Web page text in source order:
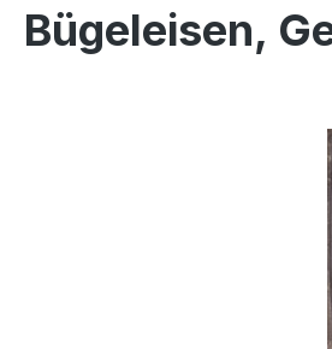
Bügeleisen,